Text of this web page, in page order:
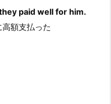
paid well for him.
額支払った